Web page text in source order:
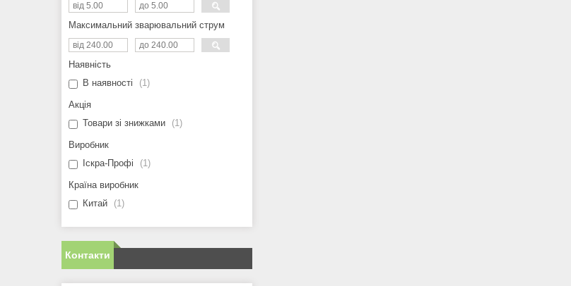
Максимальний зварювальний струм
Наявність
В наявності
1
Акція
Товари зі знижками
1
Виробник
Іскра-Профі
1
Країна виробник
Китай
1
Контакти